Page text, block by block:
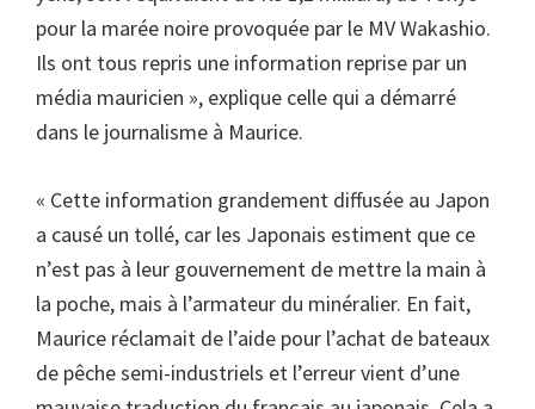
pour la marée noire provoquée par le MV Wakashio.
Ils ont tous repris une information reprise par un
média mauricien », explique celle qui a démarré
dans le journalisme à Maurice.
« Cette information grandement diffusée au Japon
a causé un tollé, car les Japonais estiment que ce
n’est pas à leur gouvernement de mettre la main à
la poche, mais à l’armateur du minéralier. En fait,
Maurice réclamait de l’aide pour l’achat de bateaux
de pêche semi-industriels et l’erreur vient d’une